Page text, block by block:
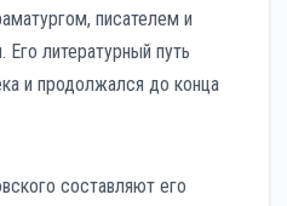
писателем и
литературный путь
и продолжался до конца
составляют его